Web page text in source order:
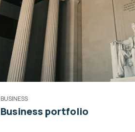
BUSINESS
Business portfolio